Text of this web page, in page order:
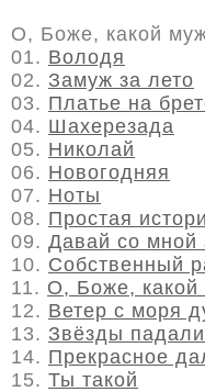
О, Боже, какой
01. Володя
02. Замуж за лето
03. Платье на
04. Шахерезада
05. Николай
06. Новогодняя
07. Ноты
08. Простая
09. Давай со мной
10. Собственный
11. О, Боже, какой
12. Ветер с моря
13. Звёзды
14. Прекрасное
15. Ты такой